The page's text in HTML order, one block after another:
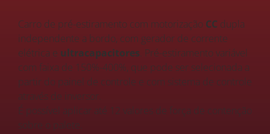
Carro de pré-estiramento com motorização CC dupla
independente a bordo, com gerador de corrente
elétrica e ultracapacitores. Pré-estiramento variável
com faixa de 150%-400%, que pode ser selecionada a
partir do painel de controle e com sistema de controle
através de inversor.
É possível aplicar até 12 valores de força de contenção
sobre o palete.